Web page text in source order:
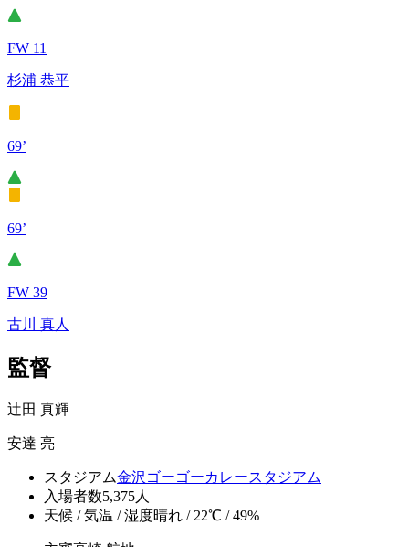
FW 11
杉浦 恭平
69’
69’
FW 39
古川 真人
監督
辻田 真輝
安達 亮
スタジアム金沢ゴーゴーカレースタジアム
入場者数5,375人
天候 / 気温 / 湿度晴れ / 22℃ / 49%